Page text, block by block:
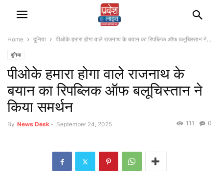
Home दुनिया पीओके हमारा होगा वाले राजनाथ के बयान का रिपब्लिक ऑफ बलूचिस्तान ने...
दुनिया
पीओके हमारा होगा वाले राजनाथ के
बयान का रिपब्लिक ऑफ बलूचिस्तान ने
किया समर्थन
By News Desk - September 24, 2025 0
111